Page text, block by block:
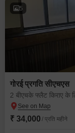
5
गोरई प्रगति सीएचएस
2 बीएचके फ्लैट किराए के
₹ 34,000 / प्रति महीने